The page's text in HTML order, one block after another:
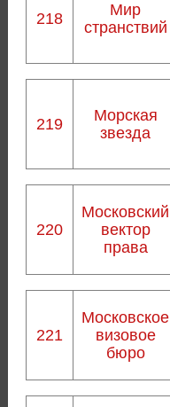
218
Мир
странствий
219
Морская
звезда
220
Московский
вектор
права
221
Московское
визовое
бюро